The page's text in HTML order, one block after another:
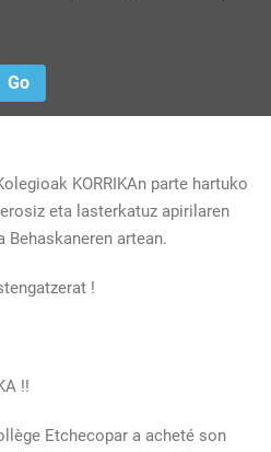
Go
KORRIKAn parte hartuko
eta lasterkatuz apirilaren
Behaskaneren artean.
!
!!
Etchecopar a acheté son